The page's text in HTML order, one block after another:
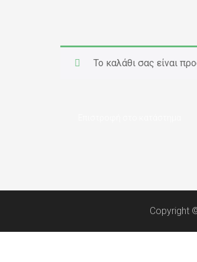
Το καλάθι σας είναι
Copyright